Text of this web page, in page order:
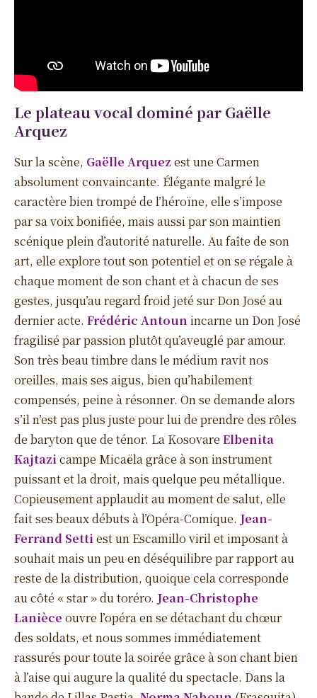
Le plateau vocal dominé par Gaëlle
Arquez
Sur la scène, Gaëlle Arquez est une Carmen
absolument convaincante. Élégante malgré le
caractère bien trompé de l’héroïne, elle s’impose
par sa voix bonifiée, mais aussi par son maintien
scénique plein d’autorité naturelle. Au faîte de son
art, elle explore tout son potentiel et on se régale à
chaque moment de son chant et à chacun de ses
gestes, jusqu’au regard froid jeté sur Don José au
dernier acte. Frédéric Antoun incarne un Don José
fragilisé par passion plutôt qu’aveuglé par amour.
Son très beau timbre dans le médium ravit nos
oreilles, mais ses aigus, bien qu’habilement
compensés, peine à résonner. On se demande alors
s’il n’est pas plus juste pour lui de prendre des rôles
de baryton que de ténor. La Kosovare Elbenita
Kajtazicampe Micaëla grâce à son instrument
puissant et la droit, mais quelque peu métallique.
Copieusement applaudit au moment de salut, elle
fait ses beaux débuts à l’Opéra-Comique. Jean-
Ferrand Settiest un Escamillo viril et imposant à
souhait mais un peu en déséquilibre par rapport au
reste de la distribution, quoique cela corresponde
au côté « star » du toréro. Jean-Christophe
Lanièce ouvre l’opéra en se détachant du chœur
des soldats, et nous sommes immédiatement
rassurés pour toute la soirée grâce à son chant bien
à l’aise qui augure la qualité du spectacle. Dans la